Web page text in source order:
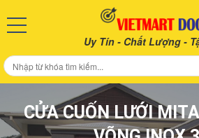
Uy Tín - Chất Lượng -
CỬA CUỐN LƯỚI